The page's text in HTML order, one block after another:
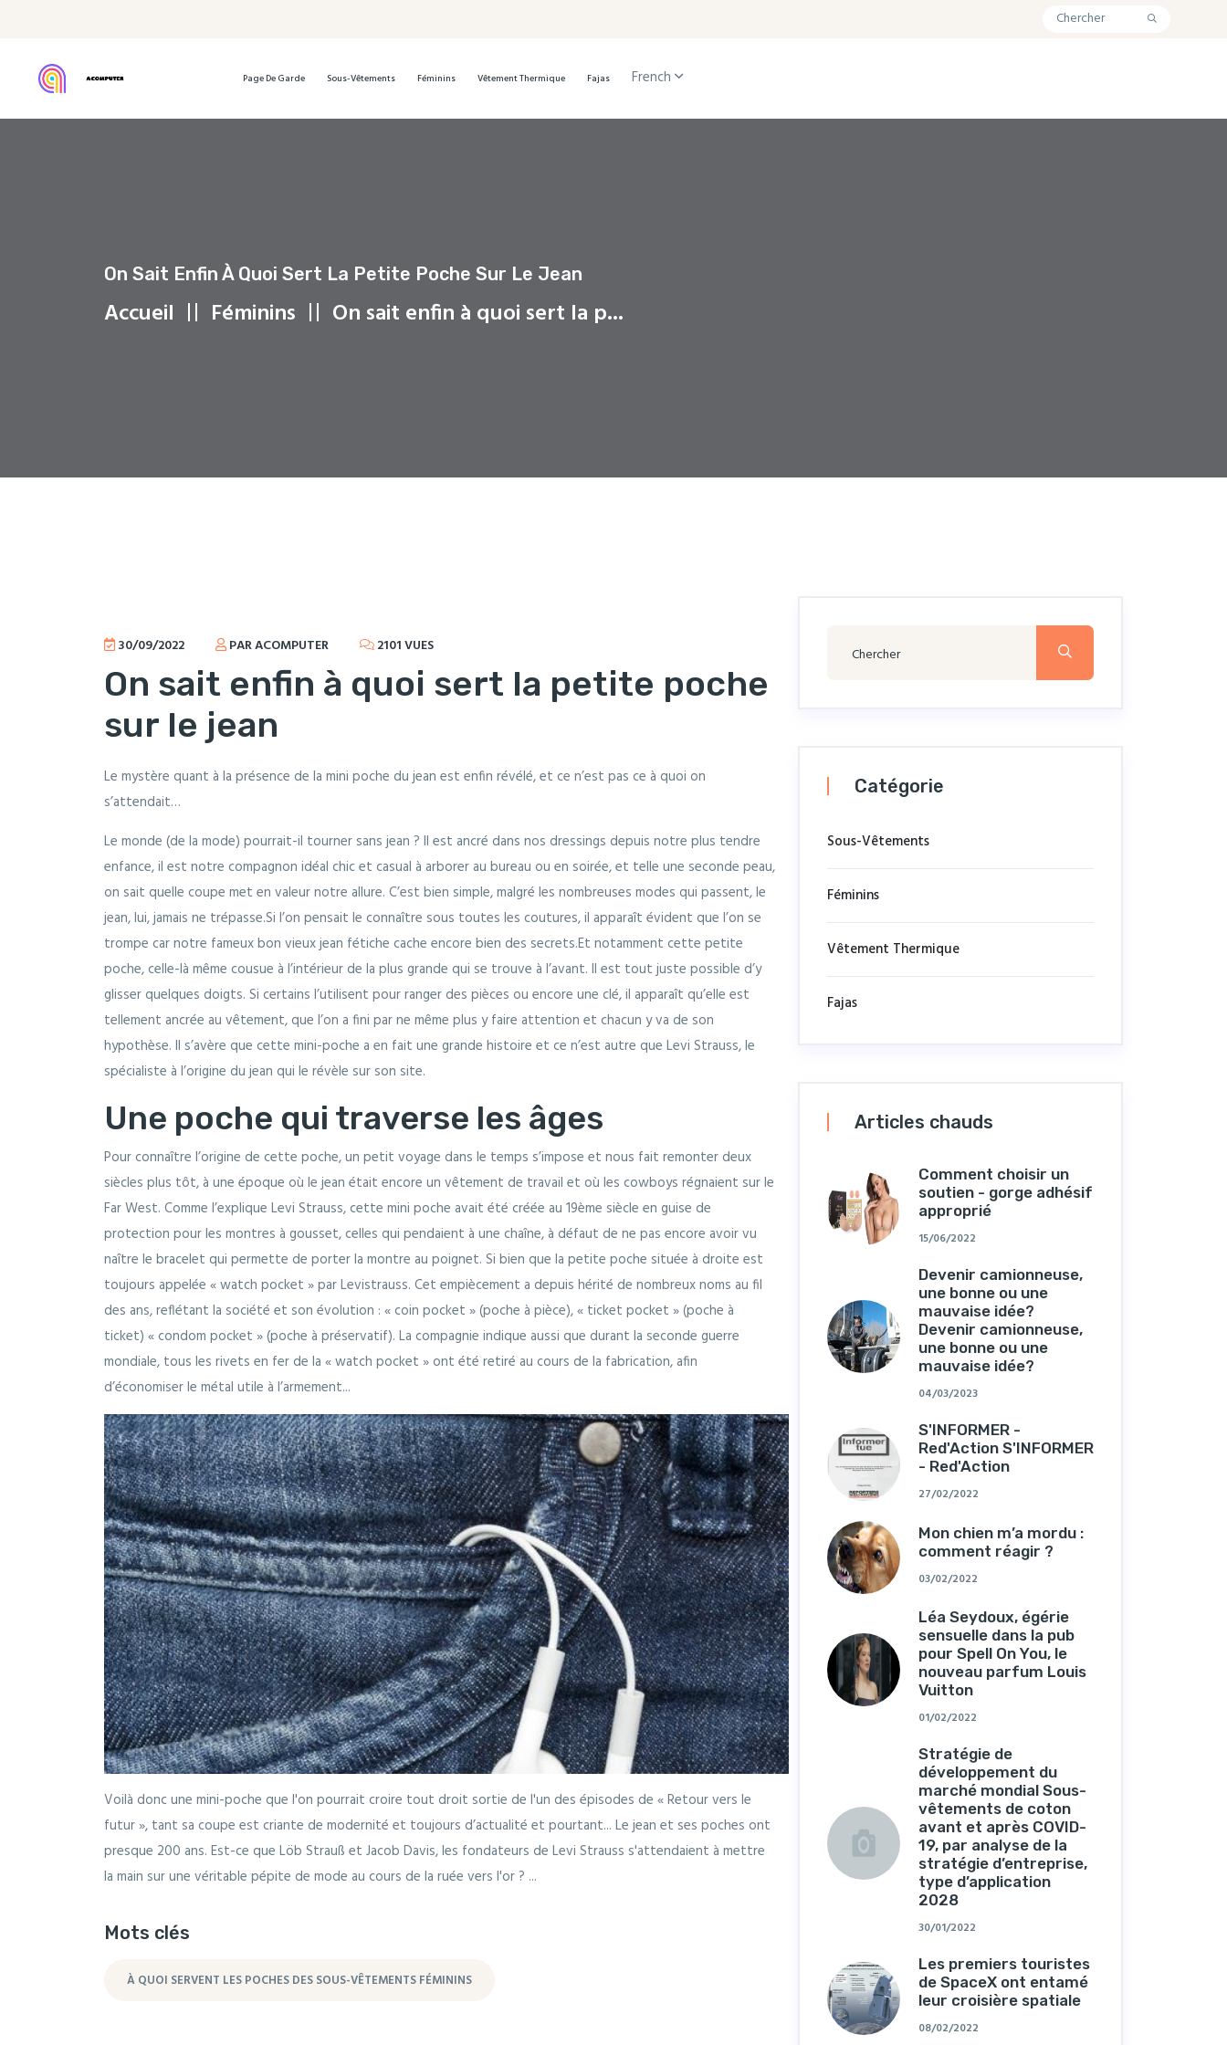
Page De Garde Sous-Vêtements Féminins Vêtement Thermique Fajas French
On Sait Enfin À Quoi Sert La Petite Poche Sur Le Jean
Accueil Féminins On sait enfin à quoi sert la p...
30/09/2022 PAR ACOMPUTER 2101 VUES
On sait enfin à quoi sert la petite poche
sur le jean
Le mystère quant à la présence de la mini poche du jean est enfin révélé, et ce n’est pas ce à quoi on
s’attendait…
Le monde (de la mode) pourrait-il tourner sans jean ? Il est ancré dans nos dressings depuis notre plus tendre
enfance, il est notre compagnon idéal chic et casual à arborer au bureau ou en soirée, et telle une seconde peau,
on sait quelle coupe met en valeur notre allure. C’est bien simple, malgré les nombreuses modes qui passent, le
jean, lui, jamais ne trépasse.Si l’on pensait le connaître sous toutes les coutures, il apparaît évident que l’on se
trompe car notre fameux bon vieux jean fétiche cache encore bien des secrets.Et notamment cette petite
poche, celle-là même cousue à l’intérieur de la plus grande qui se trouve à l’avant. Il est tout juste possible d’y
glisser quelques doigts. Si certains l’utilisent pour ranger des pièces ou encore une clé, il apparaît qu’elle est
tellement ancrée au vêtement, que l’on a fini par ne même plus y faire attention et chacun y va de son
hypothèse. Il s’avère que cette mini-poche a en fait une grande histoire et ce n’est autre que Levi Strauss, le
spécialiste à l’origine du jean qui le révèle sur son site.
Une poche qui traverse les âges
Pour connaître l’origine de cette poche, un petit voyage dans le temps s’impose et nous fait remonter deux
siècles plus tôt, à une époque où le jean était encore un vêtement de travail et où les cowboys régnaient sur le
Far West. Comme l’explique Levi Strauss, cette mini poche avait été créée au 19ème siècle en guise de
protection pour les montres à gousset, celles qui pendaient à une chaîne, à défaut de ne pas encore avoir vu
naître le bracelet qui permette de porter la montre au poignet. Si bien que la petite poche située à droite est
toujours appelée « watch pocket » par Levistrauss. Cet empiècement a depuis hérité de nombreux noms au fil
des ans, reflétant la société et son évolution : « coin pocket » (poche à pièce), « ticket pocket » (poche à
ticket) « condom pocket » (poche à préservatif). La compagnie indique aussi que durant la seconde guerre
mondiale, tous les rivets en fer de la « watch pocket » ont été retiré au cours de la fabrication, afin
d’économiser le métal utile à l’armement...
Voilà donc une mini-poche que l'on pourrait croire tout droit sortie de l'un des épisodes de « Retour vers le
futur », tant sa coupe est criante de modernité et toujours d’actualité et pourtant... Le jean et ses poches ont
presque 200 ans. Est-ce que Löb Strauß et Jacob Davis, les fondateurs de Levi Strauss s'attendaient à mettre
la main sur une véritable pépite de mode au cours de la ruée vers l'or ? ...
Mots clés
À QUOI SERVENT LES POCHES DES SOUS-VÊTEMENTS FÉMININS
Catégorie
Sous-Vêtements
Féminins
Vêtement Thermique
Fajas
Articles chauds
Comment choisir un
soutien - gorge adhésif
approprié
15/06/2022
Devenir camionneuse,
une bonne ou une
mauvaise idée?
Devenir camionneuse,
une bonne ou une
mauvaise idée?
04/03/2023
S'INFORMER -
Red'Action S'INFORMER
- Red'Action
27/02/2022
Mon chien m’a mordu :
comment réagir ?
03/02/2022
Léa Seydoux, égérie
sensuelle dans la pub
pour Spell On You, le
nouveau parfum Louis
Vuitton
01/02/2022
Stratégie de
développement du
marché mondial Sous-
vêtements de coton
avant et après COVID-
19, par analyse de la
stratégie d’entreprise,
type d’application
2028
30/01/2022
Les premiers touristes
de SpaceX ont entamé
leur croisière spatiale
08/02/2022